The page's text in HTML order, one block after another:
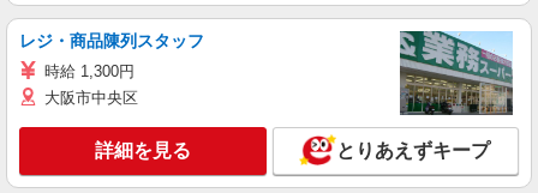
レジ・商品陳列スタッフ
時給 1,300円
大阪市中央区
詳細を見る とりあえずキープ